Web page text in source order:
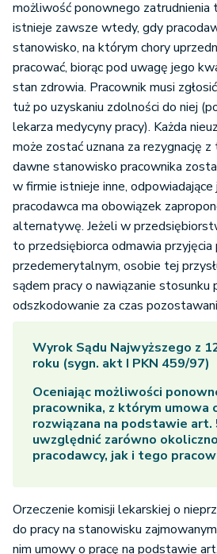
możliwość ponownego zatrudnienia
istnieje zawsze wtedy, gdy
stanowisko, na którym chory
pracować, biorąc pod uwagę jego
stan zdrowia. Pracownik musi
tuż po uzyskaniu zdolności do niej
lekarza medycyny pracy). Każda
może zostać uznana za rezygnację
dawne stanowisko pracownika
w firmie istnieje inne,
pracodawca ma obowiązek
alternatywę. Jeżeli w
to przedsiębiorca odmawia
przedemerytalnym, osobie tej
sądem pracy o nawiązanie stosunku
odszkodowanie za czas
Wyrok Sądu Najwyższego z
roku (sygn. akt I PKN 459/97)
Oceniając możliwości
pracownika, z którym umowa
rozwiązana na podstawie art.
uwzględnić zarówno
pracodawcy, jak i tego
Orzeczenie komisji lekarskiej o
do pracy na stanowisku
nim umowy o pracę na podstawie